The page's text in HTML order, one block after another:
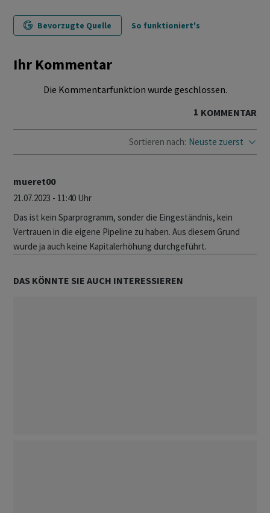
Bevorzugte Quelle So funktioniert's
Ihr Kommentar
Die Kommentarfunktion wurde geschlossen.
1 KOMMENTAR
Sortieren nach: Neuste zuerst
mueret00
21.07.2023 - 11:40 Uhr
Das ist kein Sparprogramm, sonder die Eingeständnis, kein
Vertrauen in die eigene Pipeline zu haben. Aus diesem Grund
wurde ja auch keine Kapitalerhöhung durchgeführt.
DAS KÖNNTE SIE AUCH INTERESSIEREN